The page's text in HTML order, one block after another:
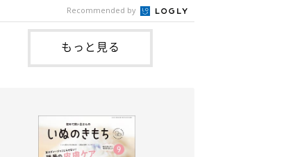
稿した写真には、ケージの隅で不安そうな
表情を浮かべるシルビアちゃんの姿が写っ
ていました。こちらは、保護犬だったシル
ついて伺うと、飼い主さんはこう教えてく
れました。飼い主さん： 「ある休日のこ
とです。私がソファに座った途端にひざの
上にのってきたので、そのままなでながら
テレビを見ていたのですが、微動だにしな
いので気になって見てみると、腕にしがみ
Recommended by
もっと見る